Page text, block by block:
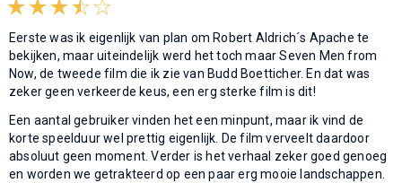
Eerste was ik eigenlijk van plan om Robert Aldrich´s Apache te
bekijken, maar uiteindelijk werd het toch maar Seven Men from
Now, de tweede film die ik zie van Budd Boetticher. En dat was
zeker geen verkeerde keus, een erg sterke film is dit!
Een aantal gebruiker vinden het een minpunt, maar ik vind de
korte speelduur wel prettig eigenlijk. De film verveelt daardoor
absoluut geen moment. Verder is het verhaal zeker goed genoeg
en worden we getrakteerd op een paar erg mooie landschappen.